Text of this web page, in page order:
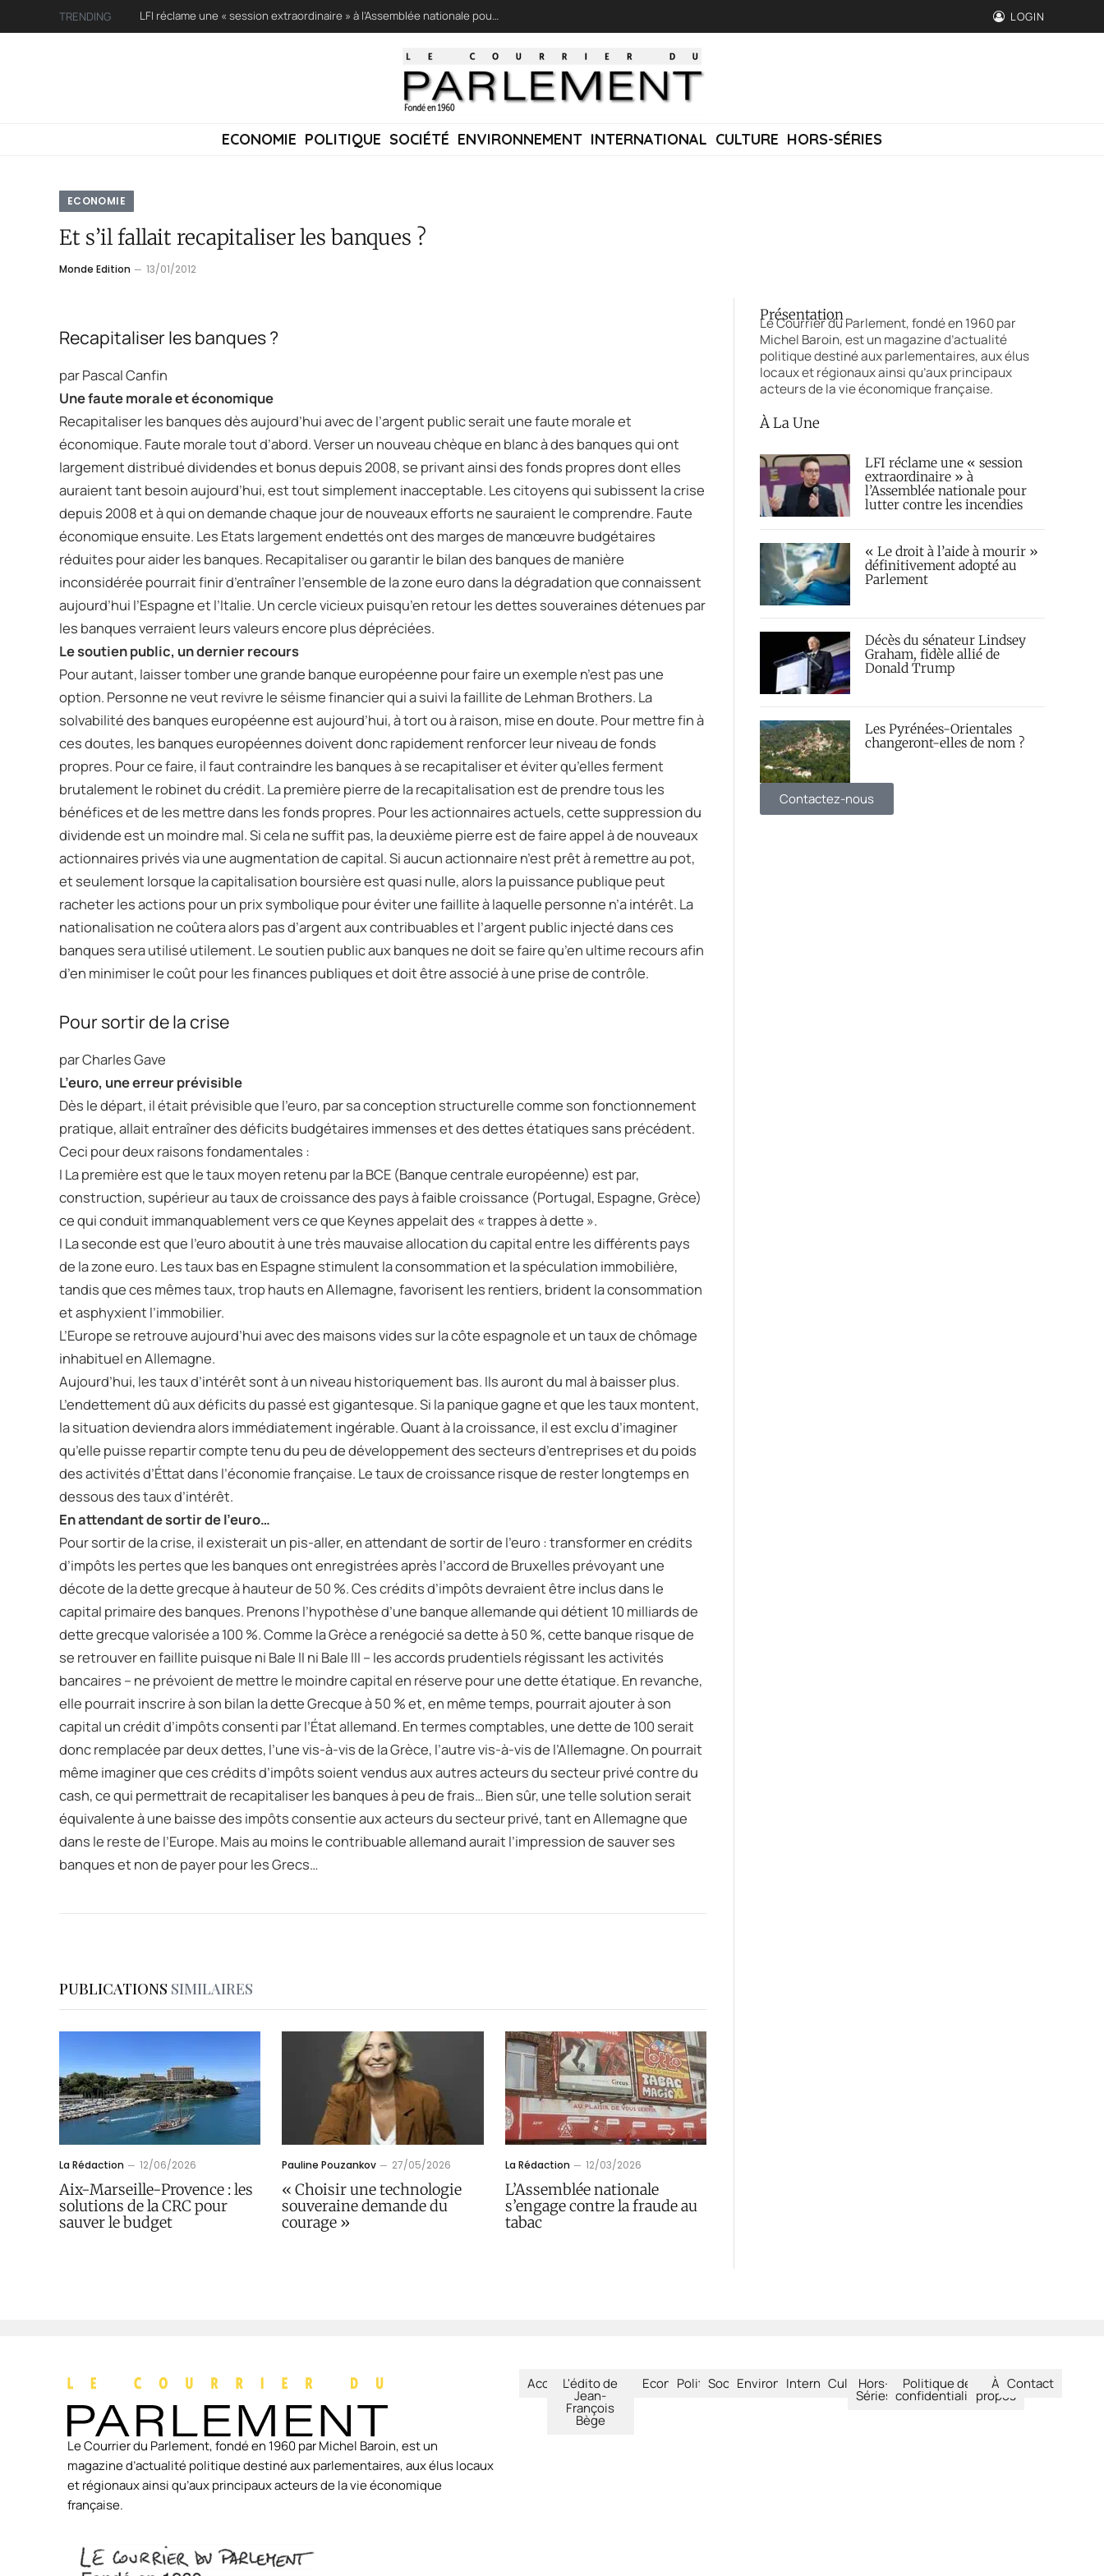
TRENDING LFI réclame une « session extraordinaire » à l’Assemblée nationale pour lutter contre les incendies LOGIN
ECONOMIE POLITIQUE SOCIÉTÉ ENVIRONNEMENT INTERNATIONAL CULTURE HORS-SÉRIES
ECONOMIE
Et s’il fallait recapitaliser les banques ?
Monde Edition 13/01/2012
Recapitaliser les banques ?
par Pascal Canfin
Une faute morale et économique
Recapitaliser les banques dès aujourd’hui avec de l’argent public serait une faute morale et
économique. Faute morale tout d’abord. Verser un nouveau chèque en blanc à des banques qui ont
largement distribué dividendes et bonus depuis 2008, se privant ainsi des fonds propres dont elles
auraient tant besoin aujourd’hui, est tout simplement inacceptable. Les citoyens qui subissent la crise
depuis 2008 et à qui on demande chaque jour de nouveaux efforts ne sauraient le comprendre. Faute
économique ensuite. Les Etats largement endettés ont des marges de manœuvre budgétaires
réduites pour aider les banques. Recapitaliser ou garantir le bilan des banques de manière
inconsidérée pourrait finir d’entraîner l’ensemble de la zone euro dans la dégradation que connaissent
aujourd’hui l’Espagne et l’Italie. Un cercle vicieux puisqu’en retour les dettes souveraines détenues par
les banques verraient leurs valeurs encore plus dépréciées.
Le soutien public, un dernier recours
Pour autant, laisser tomber une grande banque européenne pour faire un exemple n’est pas une
option. Personne ne veut revivre le séisme financier qui a suivi la faillite de Lehman Brothers. La
solvabilité des banques européenne est aujourd’hui, à tort ou à raison, mise en doute. Pour mettre fin à
ces doutes, les banques européennes doivent donc rapidement renforcer leur niveau de fonds
propres. Pour ce faire, il faut contraindre les banques à se recapitaliser et éviter qu’elles ferment
brutalement le robinet du crédit. La première pierre de la recapitalisation est de prendre tous les
bénéfices et de les mettre dans les fonds propres. Pour les actionnaires actuels, cette suppression du
dividende est un moindre mal. Si cela ne suffit pas, la deuxième pierre est de faire appel à de nouveaux
actionnaires privés via une augmentation de capital. Si aucun actionnaire n’est prêt à remettre au pot,
et seulement lorsque la capitalisation boursière est quasi nulle, alors la puissance publique peut
racheter les actions pour un prix symbolique pour éviter une faillite à laquelle personne n’a intérêt. La
nationalisation ne coûtera alors pas d’argent aux contribuables et l’argent public injecté dans ces
banques sera utilisé utilement. Le soutien public aux banques ne doit se faire qu’en ultime recours afin
d’en minimiser le coût pour les finances publiques et doit être associé à une prise de contrôle.
Pour sortir de la crise
par Charles Gave
L’euro, une erreur prévisible
Dès le départ, il était prévisible que l’euro, par sa conception structurelle comme son fonctionnement
pratique, allait entraîner des déficits budgétaires immenses et des dettes étatiques sans précédent.
Ceci pour deux raisons fondamentales :
I La première est que le taux moyen retenu par la BCE (Banque centrale européenne) est par,
construction, supérieur au taux de croissance des pays à faible croissance (Portugal, Espagne, Grèce)
ce qui conduit immanquablement vers ce que Keynes appelait des « trappes à dette ».
I La seconde est que l’euro aboutit à une très mauvaise allocation du capital entre les différents pays
de la zone euro. Les taux bas en Espagne stimulent la consommation et la spéculation immobilière,
tandis que ces mêmes taux, trop hauts en Allemagne, favorisent les rentiers, brident la consommation
et asphyxient l’immobilier.
L’Europe se retrouve aujourd’hui avec des maisons vides sur la côte espagnole et un taux de chômage
inhabituel en Allemagne.
Aujourd’hui, les taux d’intérêt sont à un niveau historiquement bas. Ils auront du mal à baisser plus.
L’endettement dû aux déficits du passé est gigantesque. Si la panique gagne et que les taux montent,
la situation deviendra alors immédiatement ingérable. Quant à la croissance, il est exclu d’imaginer
qu’elle puisse repartir compte tenu du peu de développement des secteurs d’entreprises et du poids
des activités d’Éttat dans l’économie française. Le taux de croissance risque de rester longtemps en
dessous des taux d’intérêt.
En attendant de sortir de l’euro…
Pour sortir de la crise, il existerait un pis-aller, en attendant de sortir de l’euro : transformer en crédits
d’impôts les pertes que les banques ont enregistrées après l’accord de Bruxelles prévoyant une
décote de la dette grecque à hauteur de 50 %. Ces crédits d’impôts devraient être inclus dans le
capital primaire des banques. Prenons l’hypothèse d’une banque allemande qui détient 10 milliards de
dette grecque valorisée a 100 %. Comme la Grèce a renégocié sa dette à 50 %, cette banque risque de
se retrouver en faillite puisque ni Bale II ni Bale III – les accords prudentiels régissant les activités
bancaires – ne prévoient de mettre le moindre capital en réserve pour une dette étatique. En revanche,
elle pourrait inscrire à son bilan la dette Grecque à 50 % et, en même temps, pourrait ajouter à son
capital un crédit d’impôts consenti par l’État allemand. En termes comptables, une dette de 100 serait
donc remplacée par deux dettes, l’une vis-à-vis de la Grèce, l’autre vis-à-vis de l’Allemagne. On pourrait
même imaginer que ces crédits d’impôts soient vendus aux autres acteurs du secteur privé contre du
cash, ce qui permettrait de recapitaliser les banques à peu de frais… Bien sûr, une telle solution serait
équivalente à une baisse des impôts consentie aux acteurs du secteur privé, tant en Allemagne que
dans le reste de l’Europe. Mais au moins le contribuable allemand aurait l’impression de sauver ses
banques et non de payer pour les Grecs…
PUBLICATIONS SIMILAIRES
La Rédaction 12/06/2026
Aix-Marseille-Provence : les
solutions de la CRC pour
sauver le budget
Pauline Pouzankov 27/05/2026
« Choisir une technologie
souveraine demande du
courage »
La Rédaction 12/03/2026
L’Assemblée nationale
s’engage contre la fraude au
tabac
Présentation
Le Courrier du Parlement, fondé en 1960 par
Michel Baroin, est un magazine d’actualité
politique destiné aux parlementaires, aux élus
locaux et régionaux ainsi qu’aux principaux
acteurs de la vie économique française.
À La Une
LFI réclame une « session
extraordinaire » à
l’Assemblée nationale pour
lutter contre les incendies
« Le droit à l’aide à mourir »
définitivement adopté au
Parlement
Décès du sénateur Lindsey
Graham, fidèle allié de
Donald Trump
Les Pyrénées-Orientales
changeront-elles de nom ?
Contactez-nous
Le Courrier du Parlement, fondé en 1960 par Michel Baroin, est un
magazine d’actualité politique destiné aux parlementaires, aux élus locaux
et régionaux ainsi qu’aux principaux acteurs de la vie économique
française.
AccueilL'édito de
Jean-
François
Bège
EconomiePolitiqueSociétéEnvironnementInternational
CultureHors-
Séries
Politique de
confidentialité
À
propos
Contact